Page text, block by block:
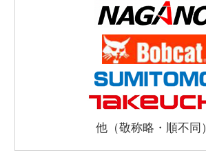
他（敬称略・順不同）